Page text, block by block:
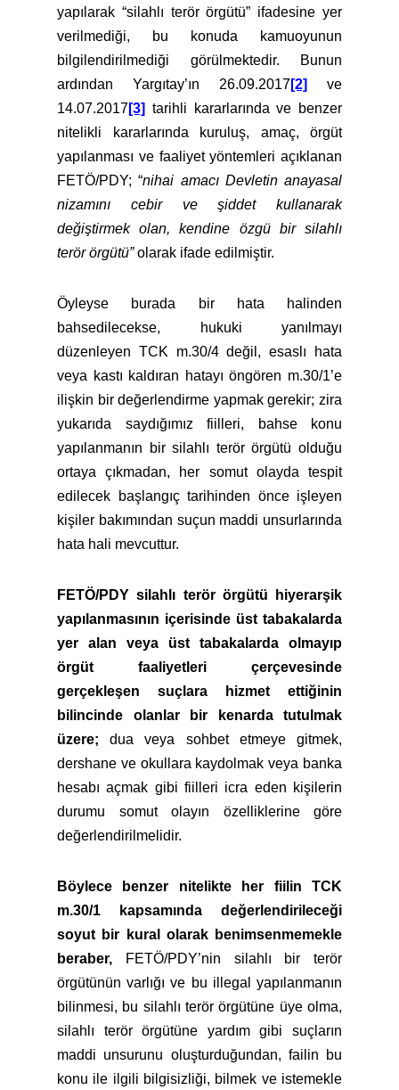
yapılarak “silahlı terör örgütü” ifadesine yer
verilmediği, bu konuda kamuoyunun
bilgilendirilmediği görülmektedir. Bunun
ardından Yargıtay’ın 26.09.2017[2]
ve
14.07.2017[3] tarihli kararlarında ve benzer
nitelikli kararlarında kuruluş, amaç, örgüt
yapılanması ve faaliyet yöntemleri açıklanan
FETÖ/PDY; “nihai amacı Devletin anayasal
nizamını cebir ve şiddet kullanarak
değiştirmek olan, kendine özgü bir silahlı
terör örgütü”olarak ifade edilmiştir.
Öyleyse burada bir hata halinden
bahsedilecekse, hukuki yanılmayı
düzenleyen TCK m.30/4 değil, esaslı hata
veya kastı kaldıran hatayı öngören m.30/1’e
ilişkin bir değerlendirme yapmak gerekir; zira
yukarıda saydığımız fiilleri, bahse konu
yapılanmanın bir silahlı terör örgütü olduğu
ortaya çıkmadan, her somut olayda tespit
edilecek başlangıç tarihinden önce işleyen
kişiler bakımından suçun maddi unsurlarında
hata hali mevcuttur.
FETÖ/PDY silahlı terör örgütü hiyerarşik
yapılanmasının içerisinde üst tabakalarda
yer alan veya üst tabakalarda olmayıp
örgüt faaliyetleri çerçevesinde
gerçekleşen suçlara hizmet ettiğinin
bilincinde olanlar bir kenarda tutulmak
üzere; dua veya sohbet etmeye gitmek,
dershane ve okullara kaydolmak veya banka
hesabı açmak gibi fiilleri icra eden kişilerin
durumu somut olayın özelliklerine göre
değerlendirilmelidir.
Böylece benzer nitelikte her fiilin TCK
m.30/1 kapsamında değerlendirileceği
soyut bir kural olarak benimsenmemekle
beraber, FETÖ/PDY’nin silahlı bir terör
örgütünün varlığı ve bu illegal yapılanmanın
bilinmesi, bu silahlı terör örgütüne üye olma,
silahlı terör örgütüne yardım gibi suçların
maddi unsurunu oluşturduğundan, failin bu
konu ile ilgili bilgisizliği, bilmek ve istemekle